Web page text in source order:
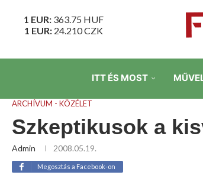
1 EUR: 363.75 HUF
1 EUR: 24.210CZK
ITT ÉS MOST
ARCHÍVUM - KÖZÉLET
Szkeptikusok a
Admin 2008.05.19.
Megosztás a Facebook-on